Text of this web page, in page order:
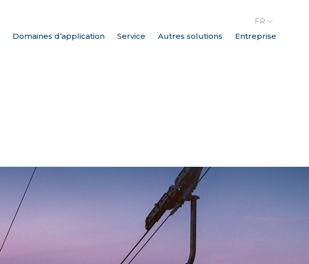
Domaines d’application Service Autres solutions Entreprise
FR